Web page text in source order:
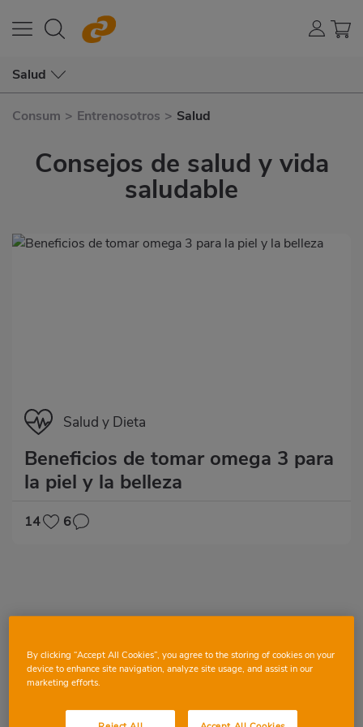
Salud
Consum > Entrenosotros > Salud
Consejos de salud y vida
saludable
Categoría
Salud y Dieta
Beneficios de tomar omega 3 para
la piel y la belleza
14 6
By clicking “Accept All Cookies”, you agree to the storing of cookies on your
device to enhance site navigation, analyze site usage, and assist in our
marketing efforts.